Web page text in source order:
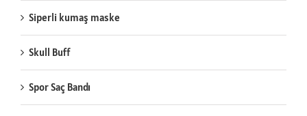
Siperli kumaş maske
Skull Buff
Spor Saç Bandı